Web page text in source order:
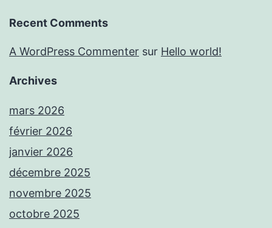
Recent Comments
A WordPress Commenter sur Hello world!
Archives
mars 2026
février 2026
janvier 2026
décembre 2025
novembre 2025
octobre 2025